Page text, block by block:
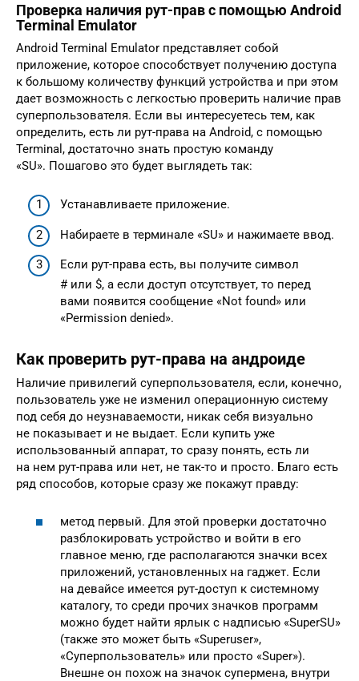
Проверка наличия рут-прав с помощью Android
Terminal Emulator
Android Terminal Emulator представляет собой
приложение, которое способствует получению доступа
к большому количеству функций устройства и при этом
дает возможность с легкостью проверить наличие прав
суперпользователя. Если вы интересуетесь тем, как
определить, есть ли рут-права на Android, с помощью
Terminal, достаточно знать простую команду
«SU». Пошагово это будет выглядеть так:
Устанавливаете приложение.
Набираете в терминале «SU» и нажимаете ввод.
Если рут-права есть, вы получите символ
# или $, а если доступ отсутствует, то перед
вами появится сообщение «Not found» или
«Permission denied».
Как проверить рут-права на андроиде
Наличие привилегий суперпользователя, если, конечно,
пользователь уже не изменил операционную систему
под себя до неузнаваемости, никак себя визуально
не показывает и не выдает. Если купить уже
использованный аппарат, то сразу понять, есть ли
на нем рут-права или нет, не так-то и просто. Благо есть
ряд способов, которые сразу же покажут правду:
метод первый. Для этой проверки достаточно
разблокировать устройство и войти в его
главное меню, где располагаются значки всех
приложений, установленных на гаджет. Если
на девайсе имеется рут-доступ к системному
каталогу, то среди прочих значков программ
можно будет найти ярлык с надписью «SuperSU»
(также это может быть «Superuser»,
«Суперпользователь» или просто «Super»).
Внешне он похож на значок супермена, внутри